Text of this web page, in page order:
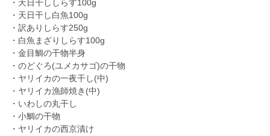
・天日干ししらす100g
・天日干し白魚100g
・訳ありしらす250g
・白魚まざりしらす100g
・金目鯛の干物半身
・のどぐろ(ユメカサゴ)の干物
・ヤリイカの一夜干し(中)
・ヤリイカ漁師焼き(中)
・いわしの丸干し
・小鯛の干物
・ヤリイカの西京漬け